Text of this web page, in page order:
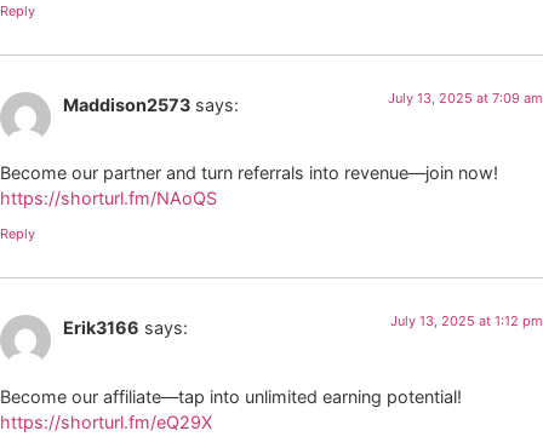
Reply
Maddison2573 says: July 13, 2025 at 7:09 am
Become our partner and turn referrals into revenue—join now!
https://shorturl.fm/NAoQS
Reply
Erik3166 says: July 13, 2025 at 1:12 pm
Become our affiliate—tap into unlimited earning potential!
https://shorturl.fm/eQ29X